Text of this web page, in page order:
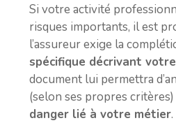
Si votre activité
risques importants, il est
l’assureur exige la
spécifique décrivant
document lui permettra
(selon ses propres critères)
danger lié à votre métier.